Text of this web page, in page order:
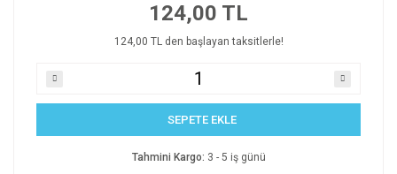
124,00 TL
124,00 TL den başlayan taksitlerle!
SEPETE EKLE
Tahmini Kargo: 3 - 5 iş günü